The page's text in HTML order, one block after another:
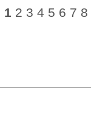
1 2 3 4 5 6 7 8